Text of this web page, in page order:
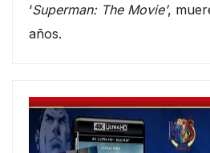
‘Superman: The Movie’,
años.